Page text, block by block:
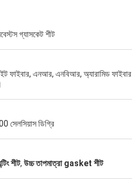
গুণমান সব
কর্মক্ষমতা"।
গ্যাসকেট শীট
ফাইবার, এনআর, এনবিআর, অ্যারামিড ফাইবার
সেলসিয়াস ডিগ্রি
শীট, উচ্চ তাপমাত্রা gasket শীট